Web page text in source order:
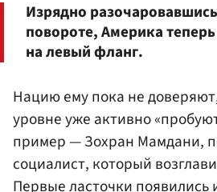
Изрядно
повороте, Америка
на левый фланг.
Нацию ему пока не
уровне уже активно
пример — Зохран Мамдани,
социалист, который
Первые ласточки